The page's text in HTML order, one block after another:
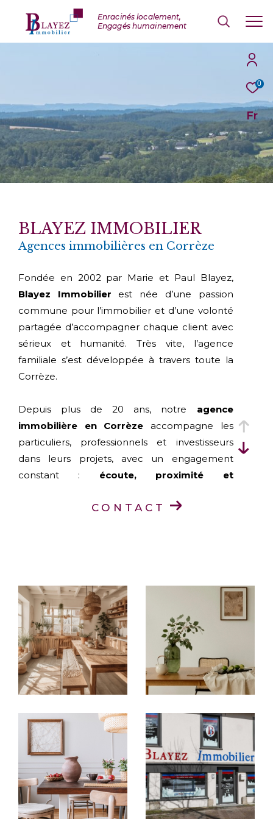
0
Fr
BLAYEZ IMMOBILIER
Agences immobilières en Corrèze
Fondée en 2002 par Marie et Paul Blayez,
Blayez Immobilier est née d’une passion
commune pour l’immobilier et d’une volonté
partagée d’accompagner chaque client avec
sérieux et humanité. Très vite, l’agence
familiale s’est développée à travers toute la
Corrèze.
Depuis plus de 20 ans, notre agence
immobilière en Corrèze accompagne les
particuliers, professionnels et investisseurs
dans leurs projets, avec un engagement
constant : écoute, proximité et
Égletons, Ussel et Meymac
agence
immobilièrevous accueille avec une parfaite
connaissance du marché de son secteur.
Acheter ou vendre en toute
confiance
Vous recherchez une maison à vendre en
la-Gaillarde
ou un bien à investir autour de
Tulle ?
Nos agences vous proposent un large choix
d’annonces immobilières en Corrèze:
Villas, maisons de village, appartements,
studios, garages
CONTACT